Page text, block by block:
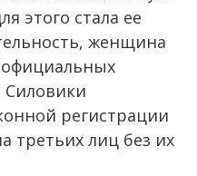
этого стала ее
женщина
официальных
Силовики
регистрации
третьих лиц без их